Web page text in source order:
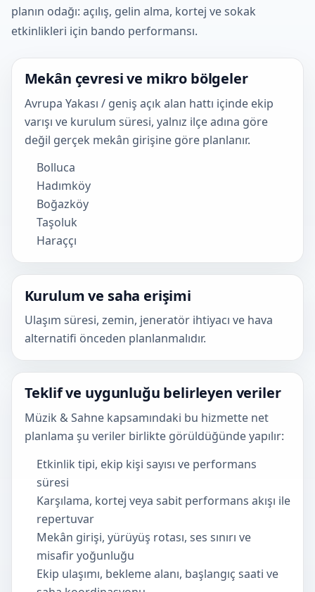
planın odağı: açılış, gelin alma, kortej ve sokak
etkinlikleri için bando performansı.
Mekân çevresi ve mikro bölgeler
Avrupa Yakası / geniş açık alan hattı içinde ekip
varışı ve kurulum süresi, yalnız ilçe adına göre
değil gerçek mekân girişine göre planlanır.
Bolluca
Hadımköy
Boğazköy
Taşoluk
Haraççı
Kurulum ve saha erişimi
Ulaşım süresi, zemin, jeneratör ihtiyacı ve hava
alternatifi önceden planlanmalıdır.
Teklif ve uygunluğu belirleyen veriler
Müzik & Sahne kapsamındaki bu hizmette net
planlama şu veriler birlikte görüldüğünde yapılır:
Etkinlik tipi, ekip kişi sayısı ve performans
süresi
Karşılama, kortej veya sabit performans akışı ile
repertuvar
Mekân girişi, yürüyüş rotası, ses sınırı ve
misafir yoğunluğu
Ekip ulaşımı, bekleme alanı, başlangıç saati ve